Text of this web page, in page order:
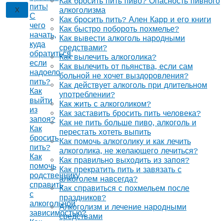
пить!
С
чего
начать,
куда
обратиться,
если
надоело
пить?
Как
выйти
из
запоя?
Как
бросить
пить?
Как
помочь
родственнику
справить
с
алкогольной
зависимостью?
X
алкоголизма
Как бросить пить? Ален Карр и его книги
Как быстро побороть похмелье?
Как вывести алкоголь народными
средствами?
Как вылечить алкоголика?
Как вылечить от пьянства, если сам
больной не хочет выздоровления?
Как действует алкоголь при длительном
употреблении?
Как жить с алкоголиком?
Как заставить бросить пить человека?
Как не пить больше пиво, алкоголь и
перестать хотеть выпить
Как помочь алкоголику и как лечить
алкоголика, не желающего лечиться?
Как правильно выходить из запоя?
Как прекратить пить и завязать с
алкоголем навсегда?
Как справиться с похмельем после
праздников?
Алкоголизм и лечение народными
средствами